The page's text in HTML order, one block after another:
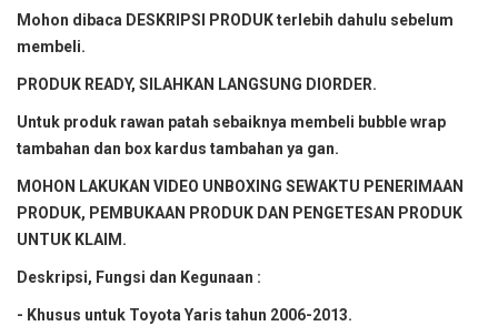
Mohon dibaca DESKRIPSI PRODUK terlebih dahulu sebelum
membeli.
PRODUK READY, SILAHKAN LANGSUNG DIORDER.
Untuk produk rawan patah sebaiknya membeli bubble wrap
tambahan dan box kardus tambahan ya gan.
MOHON LAKUKAN VIDEO UNBOXING SEWAKTU PENERIMAAN
PRODUK, PEMBUKAAN PRODUK DAN PENGETESAN PRODUK
UNTUK KLAIM.
Deskripsi, Fungsi dan Kegunaan :
- Khusus untuk Toyota Yaris tahun 2006-2013.